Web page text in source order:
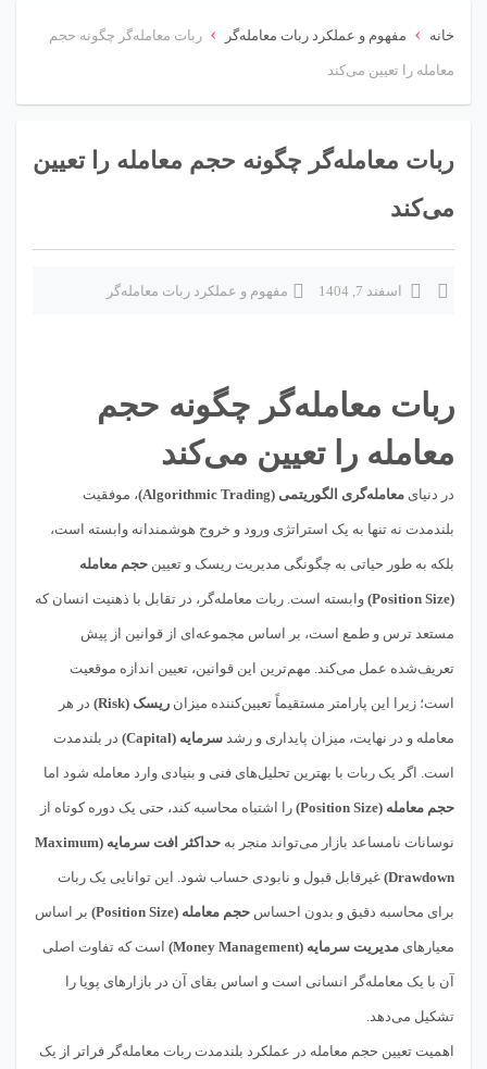
خانه › مفهوم و عملکرد ربات معامله‌گر › ربات معامله‌گر چگونه حجم
معامله را تعیین می‌کند
ربات معامله‌گر چگونه حجم معامله را تعیین
می‌کند
اسفند 7, 1404 مفهوم و عملکرد ربات معامله‌گر
ربات معامله‌گر چگونه حجم
معامله را تعیین می‌کند
در دنیای معامله‌گری الگوریتمی (Algorithmic Trading) ، موفقیت
بلندمدت نه تنها به یک استراتژی ورود و خروج هوشمندانه وابسته است،
بلکه به طور حیاتی به چگونگی مدیریت ریسک و تعیین حجم معامله
(Position Size) وابسته است. ربات معامله‌گر، در تقابل با ذهنیت انسان که
مستعد ترس و طمع است، بر اساس مجموعه‌ای از قوانین از پیش
تعریف‌شده عمل می‌کند. مهم‌ترین این قوانین، تعیین اندازه موقعیت
است؛ زیرا این پارامتر مستقیماً تعیین‌کننده میزان ریسک (Risk) در هر
معامله و در نهایت، میزان پایداری و رشد سرمایه (Capital) در بلندمدت
است. اگر یک ربات با بهترین تحلیل‌های فنی و بنیادی وارد معامله شود اما
حجم معامله (Position Size) را اشتباه محاسبه کند، حتی یک دوره کوتاه از
نوسانات نامساعد بازار می‌تواند منجر به حداکثر افت سرمایه (Maximum
Drawdown) غیرقابل قبول و نابودی حساب شود. این توانایی یک ربات
برای محاسبه دقیق و بدون احساس حجم معامله (Position Size) بر اساس
معیارهای مدیریت سرمایه (Money Management) است که تفاوت اصلی
آن با یک معامله‌گر انسانی است و اساس بقای آن در بازارهای پویا را
تشکیل می‌دهد.
اهمیت تعیین حجم معامله در عملکرد بلندمدت ربات معامله‌گر فراتر از یک